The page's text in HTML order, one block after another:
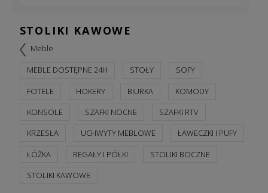
STOLIKI KAWOWE
Meble
MEBLE DOSTĘPNE 24H STOŁY
SOFY
FOTELE
HOKERY BIURKA
KOMODY
KONSOLE
SZAFKI NOCNE
SZAFKI RTV
KRZESŁA
UCHWYTY MEBLOWE
ŁAWECZKI I PUFY
ŁÓŻKA
REGAŁY I PÓŁKI
STOLIKI BOCZNE
STOLIKI KAWOWE